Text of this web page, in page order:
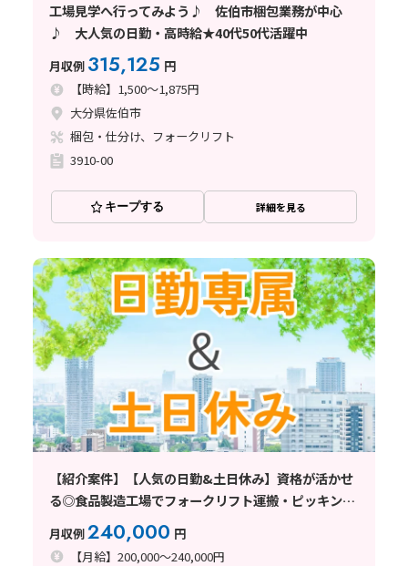
工場見学へ行ってみよう♪ 佐伯市梱包業務が中心
♪ 大人気の日勤・高時給★40代50代活躍中
月収例 315,125 円
【時給】1,500～1,875円
大分県佐伯市
梱包・仕分け、フォークリフト
3910-00
キープする 詳細を見る
【紹介案件】【人気の日勤&土日休み】資格が活かせ
る◎食品製造工場でフォークリフト運搬・ピッキン
月収例240,000 円
【月給】200,000～240,000円